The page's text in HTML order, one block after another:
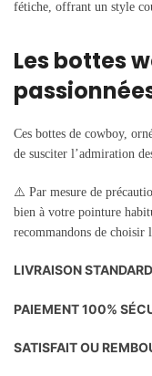
fétiche, offrant un style
Les bottes
Ces bottes de cowboy,
de susciter l’admiration
⚠️ Par mesure de
bien à votre pointure
recommandons de choisir
LIVRAISON
PAIEMENT 100%
SATISFAIT OU